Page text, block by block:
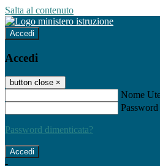
Salta al contenuto
Accedi
Accedi
button close ×
Nome
Password
Password dimenticata?
-